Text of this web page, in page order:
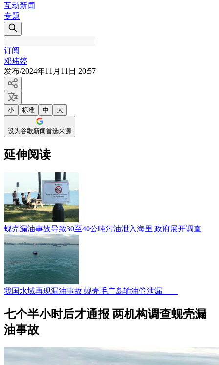
互动新闻
专题
订阅
邓玮婷
发布/2024年11月11日 20:57
小 标准 中 大
设为谷歌新闻首选来源
延伸阅读
蚬壳漏油事故导致30至40公吨污油泄入海里 政府展开调查
我国水域再现漏油事故 蚬壳毛广岛输油管泄漏
七个半小时后才通报 两机构调查蚬壳漏
油事故